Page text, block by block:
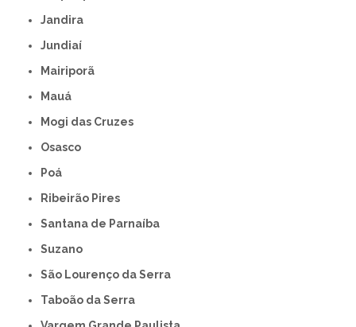
Jandira
Jundiaí
Mairiporã
Mauá
Mogi das Cruzes
Osasco
Poá
Ribeirão Pires
Santana de Parnaíba
Suzano
São Lourenço da Serra
Taboão da Serra